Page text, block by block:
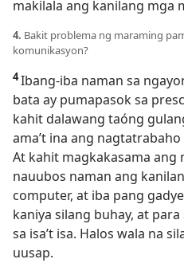
makilala ang kanilang mga
4. Bakit problema ng maraming
komunikasyon?
4Ibang-iba naman sa
bata ay pumapasok sa
kahit dalawang taóng
ama’t ina ang
At kahit magkakasama ang
nauubos naman ang
computer, at iba pang
kaniya silang buhay, at
sa isa’t isa. Halos wala na
uusap.